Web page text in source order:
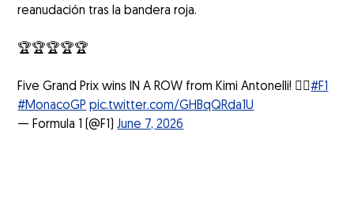
reanudación tras la bandera roja.
🏆🏆🏆🏆🏆
Five Grand Prix wins IN A ROW from Kimi Antonelli! 😮‍💨#F1
#MonacoGP pic.twitter.com/GHBqQRda1U
— Formula 1 (@F1)June 7, 2026